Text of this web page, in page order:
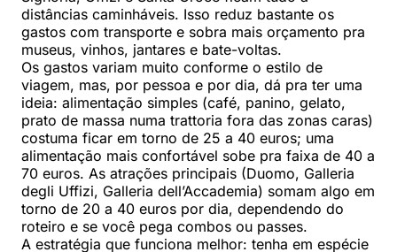
distâncias caminháveis. Isso reduz bastante os
gastos com transporte e sobra mais orçamento pra
museus, vinhos, jantares e bate-voltas.
Os gastos variam muito conforme o estilo de
viagem, mas, por pessoa e por dia, dá pra ter uma
ideia: alimentação simples (café, panino, gelato,
prato de massa numa trattoria fora das zonas caras)
costuma ficar em torno de 25 a 40 euros; uma
alimentação mais confortável sobe pra faixa de 40 a
70 euros. As atrações principais (Duomo, Galleria
degli Uffizi, Galleria dell’Accademia) somam algo em
torno de 20 a 40 euros por dia, dependendo do
roteiro e se você pega combos ou passes.
A estratégia que funciona melhor: tenha em espécie